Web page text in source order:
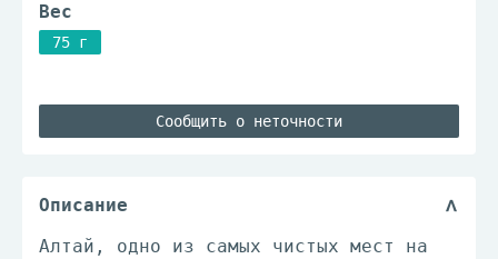
Вес
75 г
Сообщить о неточности
Описание
Алтай, одно из самых чистых мест на